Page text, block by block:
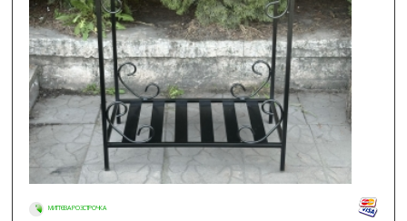
МИТТЄВА РОЗСТРОЧКА